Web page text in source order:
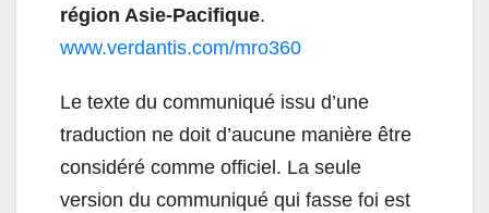
région Asie-Pacifique.
www.verdantis.com/mro360
Le texte du communiqué issu d’une
traduction ne doit d’aucune manière être
considéré comme officiel. La seule
version du communiqué qui fasse foi est